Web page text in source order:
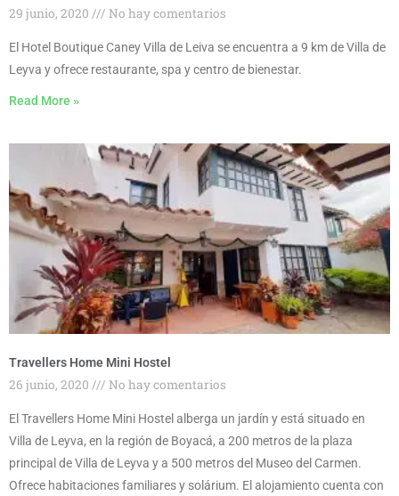
29 junio, 2020 No hay comentarios
El Hotel Boutique Caney Villa de Leiva se encuentra a 9 km de Villa de
Leyva y ofrece restaurante, spa y centro de bienestar.
Read More »
Travellers Home Mini Hostel
26 junio, 2020 No hay comentarios
El Travellers Home Mini Hostel alberga un jardín y está situado en
Villa de Leyva, en la región de Boyacá, a 200 metros de la plaza
principal de Villa de Leyva y a 500 metros del Museo del Carmen.
Ofrece habitaciones familiares y solárium. El alojamiento cuenta con